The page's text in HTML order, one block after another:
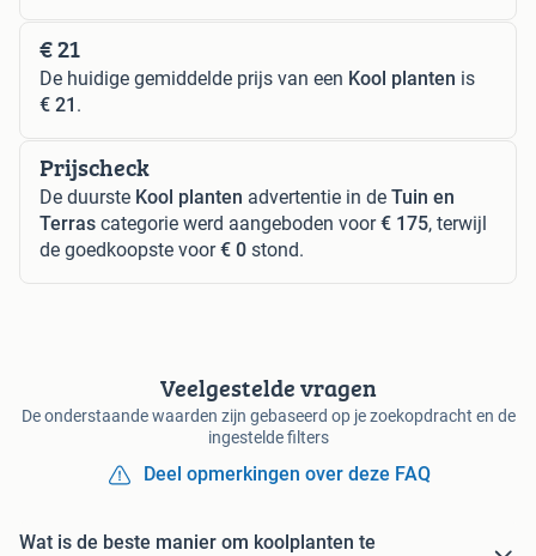
€ 21
De huidige gemiddelde prijs van een Kool planten is
€ 21 .
Prijscheck
De duurste Kool planten advertentie in de Tuin en
Terras categorie werd aangeboden voor€ 175, terwijl
de goedkoopste voor€ 0 stond.
Veelgestelde vragen
De onderstaande waarden zijn gebaseerd op je zoekopdracht en de
ingestelde filters
Deel opmerkingen over deze FAQ
Wat is de beste manier om koolplanten te